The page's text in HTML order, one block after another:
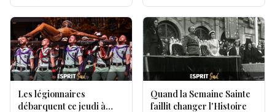
Les légionnaires
débarquent ce jeudi à
Quand la Semaine Sainte
faillit changer l'Histoire